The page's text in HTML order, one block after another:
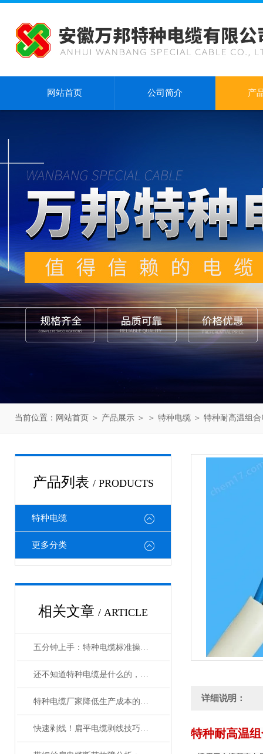
网站首页 公司简介 产
当前位置： 网站首页 ＞ 产品展示 ＞ ＞ 特种电缆 ＞ 特种耐高温组
产品列表 / PRODUCTS
特种电缆
更多分类
相关文章 / ARTICLE
五分钟上手：特种电缆标准操作流程详解
还不知道特种电缆是什么的，请看这里！
特种电缆厂家降低生产成本的合理手段
快速剥线！扁平电缆剥线技巧分享
详细说明：
特种耐高温